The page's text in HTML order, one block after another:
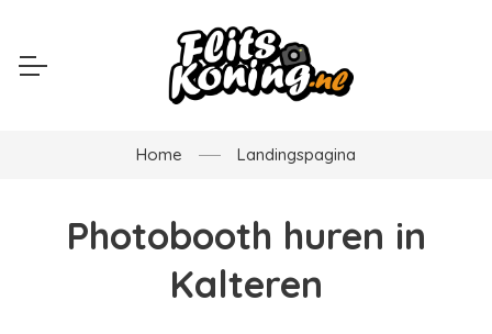
Home Landingspagina
Photobooth huren in
Kalteren